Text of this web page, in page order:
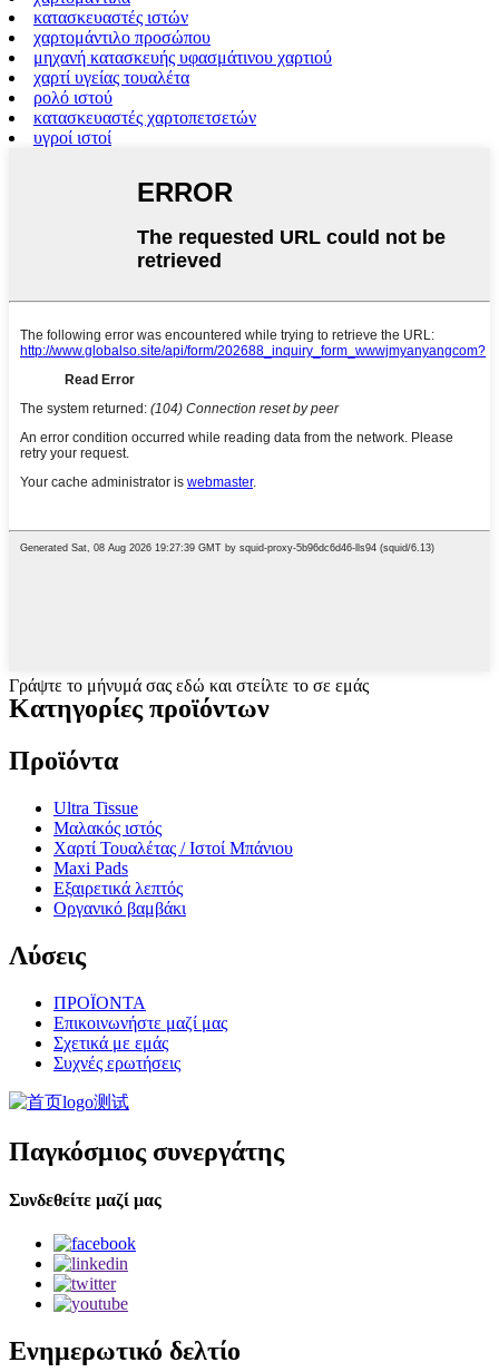
κατασκευαστές ιστών
χαρτομάντιλο προσώπου
μηχανή κατασκευής υφασμάτινου χαρτιού
χαρτί υγείας τουαλέτα
ρολό ιστού
κατασκευαστές χαρτοπετσετών
υγροί ιστοί
Γράψτε το μήνυμά σας εδώ και στείλτε το σε εμάς
Κατηγορίες προϊόντων
Προϊόντα
Ultra Tissue
Μαλακός ιστός
Χαρτί Τουαλέτας / Ιστοί Μπάνιου
Maxi Pads
Εξαιρετικά λεπτός
Οργανικό βαμβάκι
Λύσεις
ΠΡΟΪΟΝΤΑ
Επικοινωνήστε μαζί μας
Σχετικά με εμάς
Συχνές ερωτήσεις
Παγκόσμιος συνεργάτης
Συνδεθείτε μαζί μας
Ενημερωτικό δελτίο